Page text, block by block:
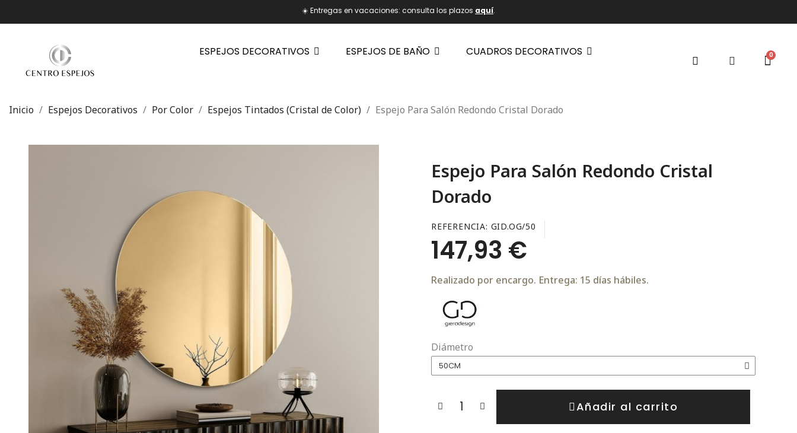
☀️ Entregas en vacaciones: consulta los plazos aquí.
ESPEJOS DECORATIVOS ESPEJOS DE BAÑO CUADROS DECORATIVOS
Inicio Espejos Decorativos Por Color Espejos Tintados (Cristal de Color) Espejo Para Salón Redondo Cristal Dorado
Espejo Para Salón Redondo Cristal
Dorado
REFERENCIA GID.OG/50
147,93 €
Realizado por encargo. Entrega: 15 días hábiles.
Diámetro
Añadir al carrito